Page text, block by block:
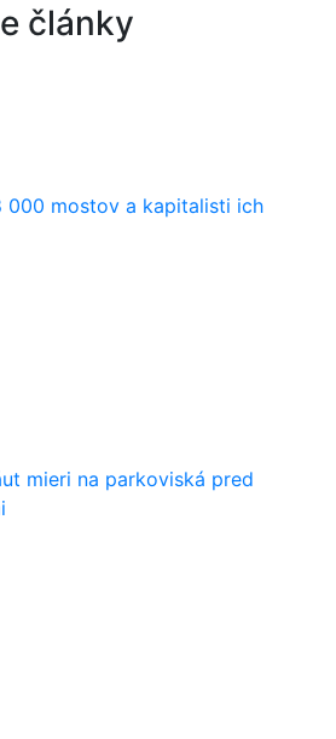
články
000 mostov a kapitalisti ich
mieri na parkoviská pred